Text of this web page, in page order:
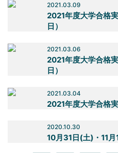
2021.03.09
2021年度大学合格
日）
2021.03.06
2021年度大学合格
日）
2021.03.04
2021年度大学合格
2020.10.30
10月31日(土)・11